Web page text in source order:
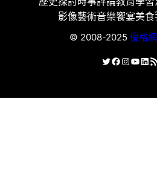
影像藝術音樂饗宴美食
© 2008-2025 優格
X Facebook
RSS 資